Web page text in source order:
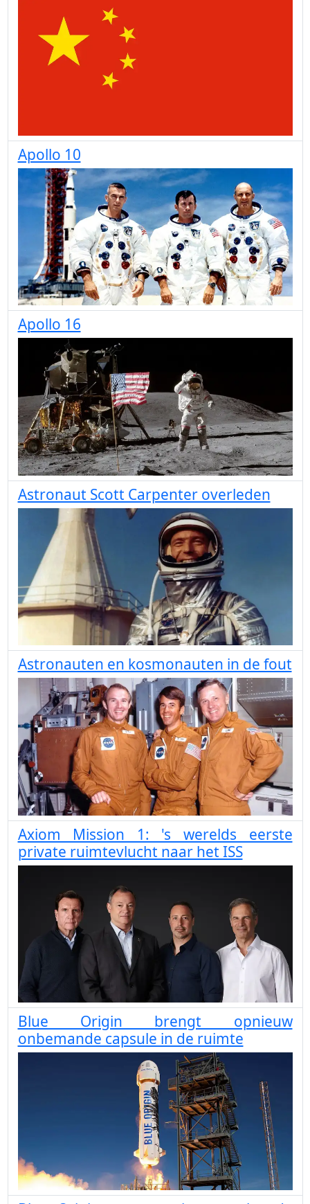
Apollo 10
Apollo 16
Astronaut Scott Carpenter overleden
Astronauten en kosmonauten in de fout
Axiom Mission 1: 's werelds eerste
private ruimtevlucht naar het ISS
Blue Origin brengt opnieuw
onbemande capsule in de ruimte